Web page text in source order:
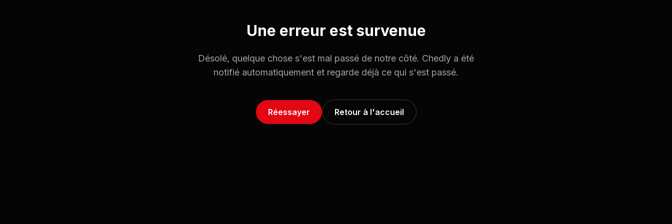
Une erreur est survenue
Désolé, quelque chose s'est mal passé de notre côté. Chedly a été
notifié automatiquement et regarde déjà ce qui s'est passé.
Réessayer Retour à l'accueil